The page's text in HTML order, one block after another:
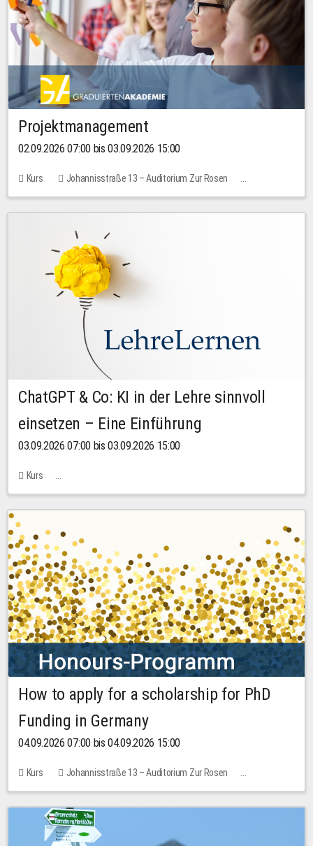
Projektmanagement
02.09.2026 07:00 bis 03.09.2026 15:00
Kurs
Johannisstraße 13 – Auditorium Zur Rosen
Keine freien Plätze
30,00 EUR
ChatGPT & Co: KI in der Lehre sinnvoll
einsetzen – Eine Einführung
03.09.2026 07:00 bis 03.09.2026 15:00
Kurs
Bachstraße 18k - SR 102 (Seminarraum Servicestelle LehreLernen)
How to apply for a scholarship for PhD
Funding in Germany
04.09.2026 07:00 bis 04.09.2026 15:00
Kurs
Johannisstraße 13 – Auditorium Zur Rosen
Keine freien Plätze